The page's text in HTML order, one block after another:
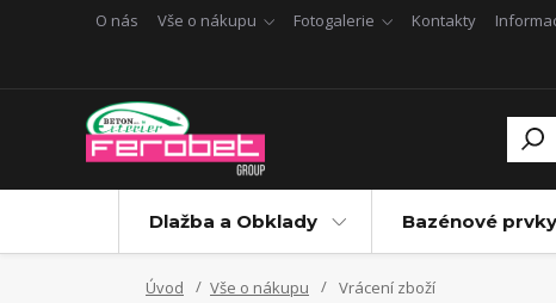
O nás Vše o nákupu Fotogalerie Kontakty
Dlažba a Obklady Bazénové prvky
Úvod Vše o nákupu Vrácení zboží